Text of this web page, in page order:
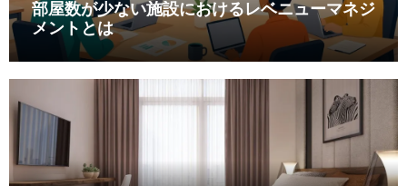
部屋数が少ない施設におけるレベニューマネジ
メントとは